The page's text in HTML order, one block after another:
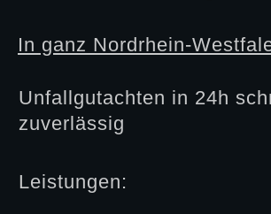
In ganz Nordrhein-
Unfallgutachten in 24h
zuverlässig
Leistungen: